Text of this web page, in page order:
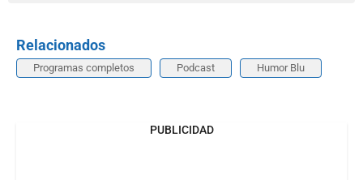
Relacionados
Programas completos Podcast Humor Blu
PUBLICIDAD